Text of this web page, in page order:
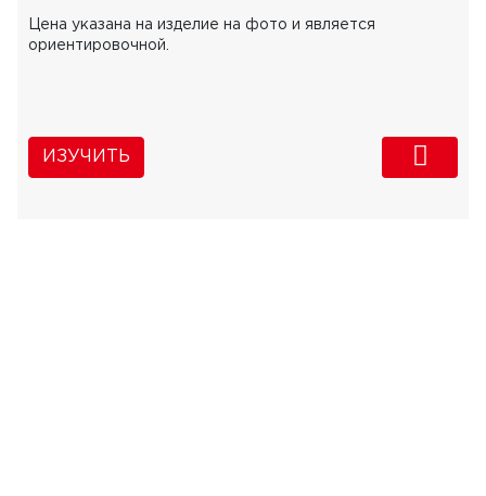
Цена указана на изделие на фото и является
ориентировочной.
ИЗУЧИТЬ